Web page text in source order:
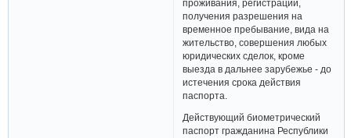
проживания, регистрации,
получения разрешения на
временное пребывание, вида на
жительство, совершения любых
юридических сделок, кроме
выезда в дальнее зарубежье - до
истечения срока действия
паспорта.
Действующий биометрический
паспорт гражданина Республики